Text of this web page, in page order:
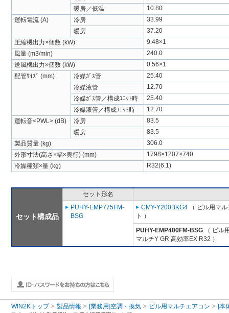
暖房／低温
10.80
運転電流 (A)
冷房
33.99
暖房
37.20
圧縮機出力×個数 (kW)
9.48×1
風量 (m3/min)
240.0
送風機出力×個数 (kW)
0.56×1
配管ｻｲｽﾞ (mm)
冷媒ｶﾞｽ管
25.40
冷媒液管
12.70
冷媒ｶﾞｽ管／構成ﾕﾆｯﾄ時
25.40
冷媒液管／構成ﾕﾆｯﾄ時
12.70
運転音<PWL> (dB)
冷房
83.5
暖房
83.5
製品質量 (kg)
306.0
外形寸法(高さ×幅×奥行) (mm)
1798×1207×740
冷媒種類×量 (kg)
R32(6.1)
セット構成品
セット形名
PUHY-EMP775FM-
BSG
CMY-Y200BKG4 （ ビル用マ
ト ）
PUHY-EMP400FM-BSG （ ビル
マルチY GR 高効率EX R32 ）
WIN2Kトップ 製品情報 [業務用]空調・換気 ビル用マルチエアコン [本